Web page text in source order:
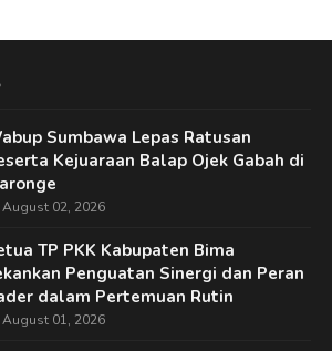
Sumbawa Lepas Ratusan
Kejuaraan Balap Ojek Gabah di
August 02, 2026
TP PKK Kabupaten Bima
Penguatan Sinergi dan Peran
dalam Pertemuan Rutin
August 01, 2026